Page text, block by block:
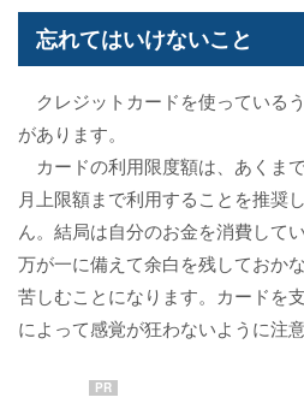
忘れてはいけないこと
クレジットカードを使っている
があります。
カードの利用限度額は、あくま
月上限額まで利用することを推奨
ん。結局は自分のお金を消費して
万が一に備えて余白を残しておか
苦しむことになります。カードを
によって感覚が狂わないように注
PR